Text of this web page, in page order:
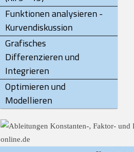
Funktionen analysieren -
Kurvendiskussion
Grafisches
Differenzieren und
Integrieren
Optimieren und
Modellieren